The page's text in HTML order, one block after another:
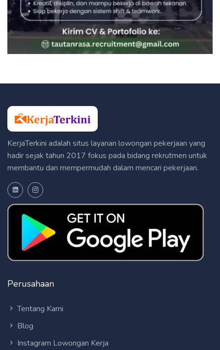
KerjaTerkini adalah situs layanan lowongan pekerjaan yang
hadir sejak tahun 2017 fokus pada bidang rekrutmen untuk
membantu dan mempermudah dalam mencari pekerjaan.
Perusahaan
Tentang Kami
Blog
Instagram Lowongan Kerja